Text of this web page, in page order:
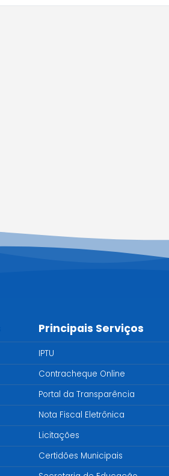
Principais Serviços
IPTU
Contracheque Online
Portal da Transparência
Nota Fiscal Eletrônica
Licitações
Certidões Municipais